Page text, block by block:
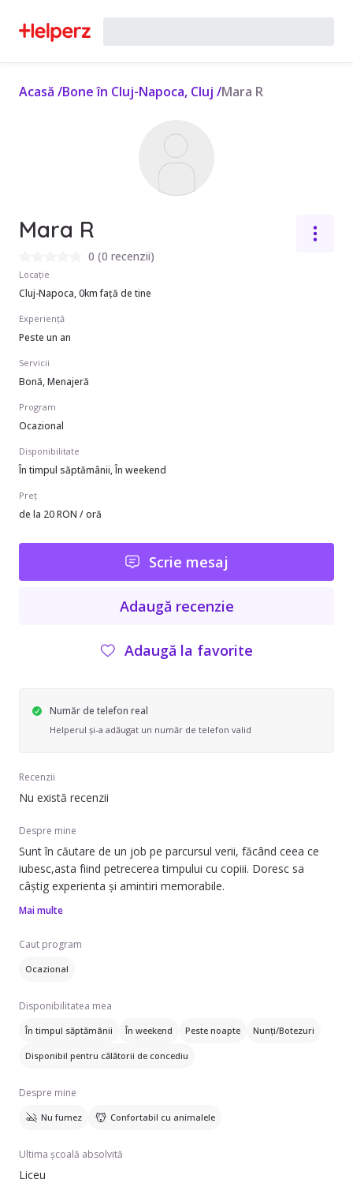
Acasă /Bone în Cluj-Napoca, Cluj /Mara R
Mara R
0 (0 recenzii)
Locație
Cluj-Napoca, 0km față de tine
Experiență
Peste un an
Servicii
Bonă, Menajeră
Program
Ocazional
Disponibilitate
În timpul săptămânii, În weekend
Preț
de la 20 RON / oră
Scrie mesaj
Adaugă recenzie
Adaugă la favorite
Număr de telefon real
Helperul și-a adăugat un număr de telefon valid
Recenzii
Nu există recenzii
Despre mine
Sunt în căutare de un job pe parcursul verii, făcând ceea ce
iubesc,asta fiind petrecerea timpului cu copiii. Doresc sa
câștig experienta și amintiri memorabile.
Mai multe
Caut program
Ocazional
Disponibilitatea mea
În timpul săptămânii În weekend Peste noapte Nunți/Botezuri
Disponibil pentru călătorii de concediu
Despre mine
Nu fumez Confortabil cu animalele
Ultima școală absolvită
Liceu